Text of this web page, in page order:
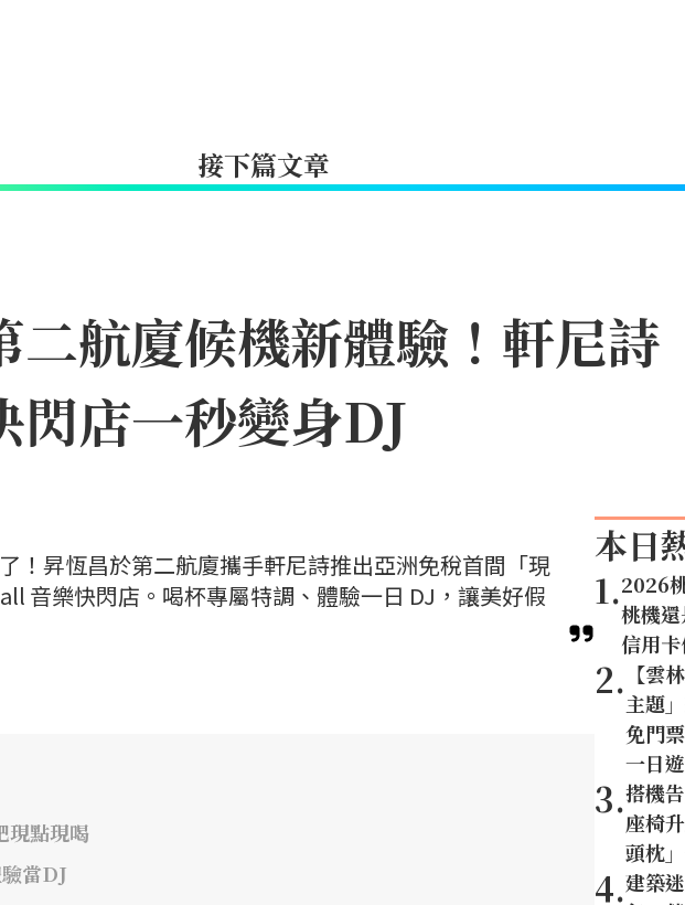
接下篇文章
二航廈候機新體驗！軒尼詩
閃店一秒變身DJ
！昇恆昌於第二航廈攜手軒尼詩推出亞洲免稅首間「現
音樂快閃店。喝杯專屬特調、體驗一日 DJ，讓美好假
點現喝
當DJ
本日
1.2026
桃機
信用卡
2. 【雲
主題
免門
一日
3.搭機
座椅
頭枕
4.建築